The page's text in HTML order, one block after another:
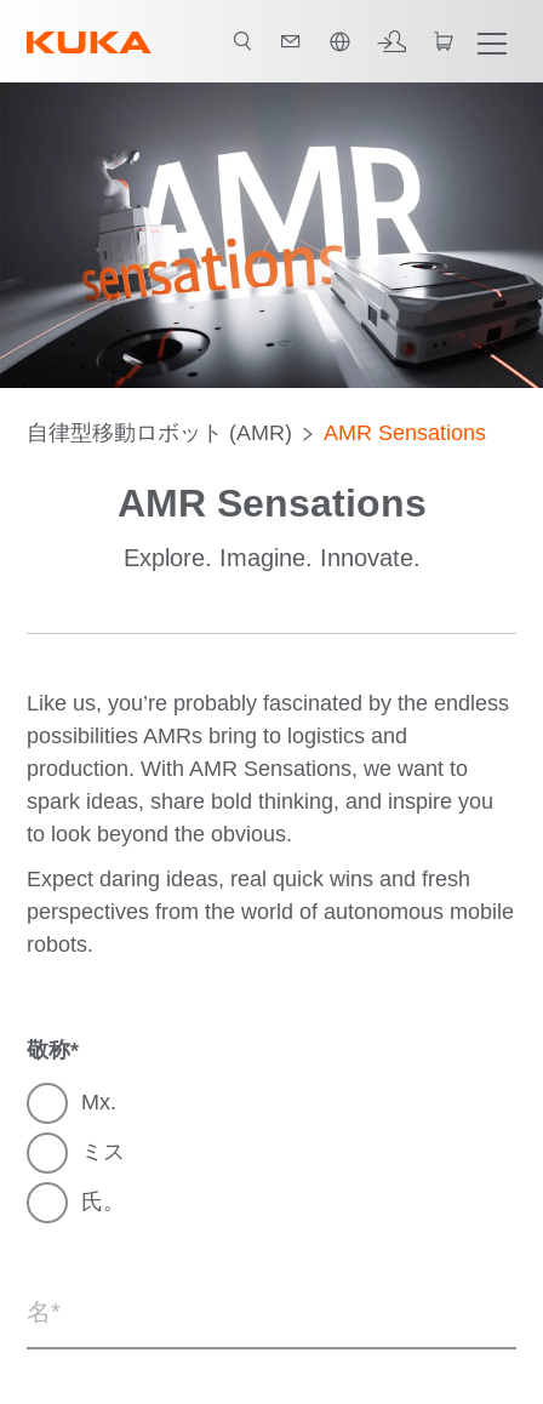
自律型移動ロボット (AMR) AMR Sensations
AMR Sensations
Explore. Imagine. Innovate.
Like us, you’re probably fascinated by the endless
possibilities AMRs bring to logistics and
production. With AMR Sensations, we want to
spark ideas, share bold thinking, and inspire you
to look beyond the obvious.
Expect daring ideas, real quick wins and fresh
perspectives from the world of autonomous mobile
robots.
敬称
Mx.
ミス
氏。
名